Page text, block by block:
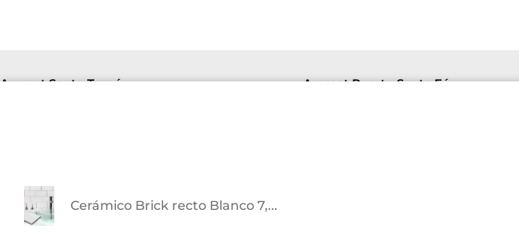
Aremat Santo Tomé
Aremat Puerto Santa Fé
Cerámico Brick recto Blanco 7,...